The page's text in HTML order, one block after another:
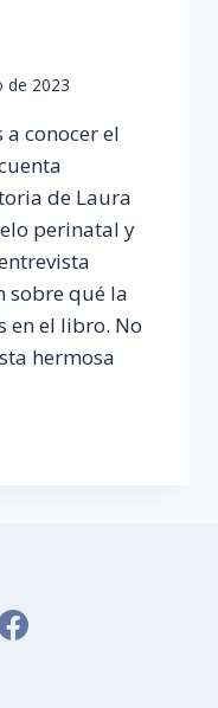
de 2023
conocer el
de Laura
perinatal y
sobre qué la
en el libro. No
hermosa